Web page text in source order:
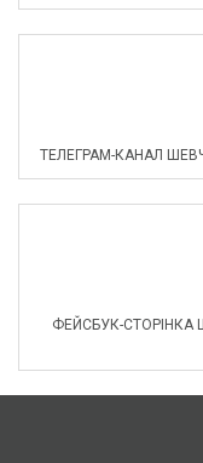
ТЕЛЕГРАМ-КАНАЛ
ФЕЙСБУК-СТОРІНКА